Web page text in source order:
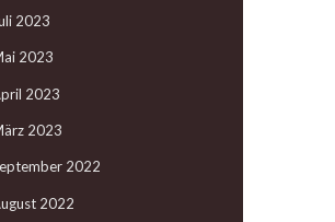
2023
2023
2023
2023
2022
2022